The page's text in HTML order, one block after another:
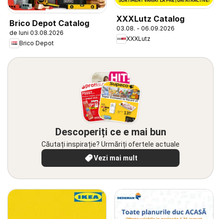
Brico Depot Catalog
de luni 03.08.2026
Brico Depot
XXXLutz Catalog
03.08. - 06.09.2026
XXXLutz
Descoperiți ce e mai bun
Căutați inspirație? Urmăriți ofertele actuale
Vezi mai mult